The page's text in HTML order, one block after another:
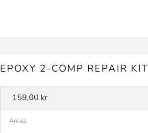
EPOXY 2-COMP REPAIR KIT
Vanlig
pris
159,00 kr
Antall: